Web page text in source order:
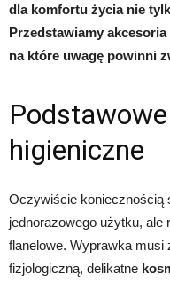
dla komfortu życia nie
Przedstawiamy
na które uwagę powinni
higieniczne
Oczywiście koniecznością
jednorazowego użytku,
flanelowe. Wyprawka musi
fizjologiczną, delikatne